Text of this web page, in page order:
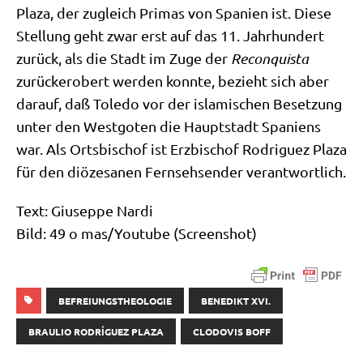
Pla­za, der zugleich Pri­mas von Spa­ni­en ist. Die­se
Stel­lung geht zwar erst auf das 11. Jahr­hun­dert
zurück, als die Stadt im Zuge der Recon­qui­sta
zurück­er­obert wer­den konn­te, bezieht sich aber
dar­auf, daß Tole­do vor der isla­mi­schen Beset­zung
unter den West­go­ten die Haupt­stadt Spa­ni­ens
war. Als Orts­bi­schof ist Erz­bi­schof Rodri­guez Pla­za
für den diö­ze­sa­nen Fern­seh­sen­der verantwortlich.
Text: Giu­sep­pe Nardi
Bild: 49 o mas/​Youtube (Screen­shot)
BEFREIUNGSTHEOLOGIE BENEDIKT XVI.
BRAULIO RODRÍGUEZ PLAZA CLODOVIS BOFF